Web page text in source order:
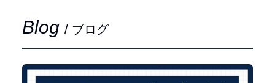
Blog / ブログ